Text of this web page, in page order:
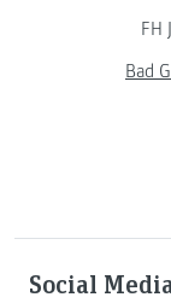
FH
Bad
Social